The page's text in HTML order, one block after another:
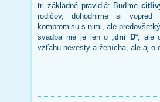
tri základné pravidlá: Buďme
rodičov, dohodnime si vopred
kompromisu s nimi, ale
svadba nie je len o „dni D“, ale
vzťahu nevesty a ženícha, ale aj